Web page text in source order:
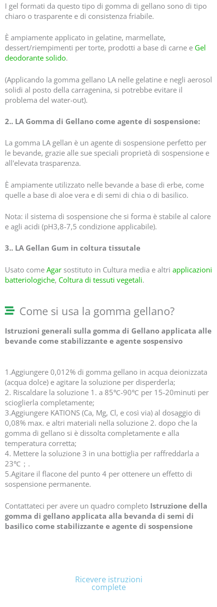
I gel formati da questo tipo di gomma di gellano sono di tipo
chiaro o trasparente e di consistenza friabile.
È ampiamente applicato in gelatine, marmellate,
dessert/riempimenti per torte, prodotti a base di carne e Gel
deodorante solido.
(Applicando la gomma gellano LA nelle gelatine e negli aerosol
solidi al posto della carragenina, si potrebbe evitare il
problema del water-out).
2.. LA Gomma di Gellano come agente di sospensione:
La gomma LA gellan è un agente di sospensione perfetto per
le bevande, grazie alle sue speciali proprietà di sospensione e
all'elevata trasparenza.
È ampiamente utilizzato nelle bevande a base di erbe, come
quelle a base di aloe vera e di semi di chia o di basilico.
Nota: il sistema di sospensione che si forma è stabile al calore
e agli acidi (pH3,8-7,5 condizione applicabile).
3.. LA Gellan Gum in coltura tissutale
Usato come Agar sostituto in Cultura media e altri applicazioni
batteriologiche, Coltura di tessuti vegetali.
Come si usa la gomma gellano?
Istruzioni generali sulla gomma di Gellano applicata alle
bevande come stabilizzante e agente sospensivo
1.Aggiungere 0,012% di gomma gellano in acqua deionizzata
(acqua dolce) e agitare la soluzione per disperderla;
2. Riscaldare la soluzione 1. a 85℃-90℃ per 15-20minuti per
scioglierla completamente;
3.Aggiungere KATIONS (Ca, Mg, Cl, e così via) al dosaggio di
0,08% max. e altri materiali nella soluzione 2. dopo che la
gomma di gellano si è dissolta completamente e alla
temperatura corretta;
4. Mettere la soluzione 3 in una bottiglia per raffreddarla a
23℃；.
5.Agitare il flacone del punto 4 per ottenere un effetto di
sospensione permanente.
Contattateci per avere un quadro completo Istruzione della
gomma di gellano applicata alla bevanda di semi di
basilico come stabilizzante e agente di sospensione
Ricevere istruzioni
complete
Ricevere istruzioni
complete